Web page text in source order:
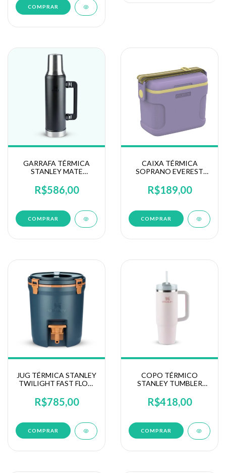
COMPRAR
GARRAFA TÉRMICA
STANLEY MATE
08068-00
R$586,00
CAIXA TÉRMICA
SOPRANO EVEREST
R$189,00
COMPRAR
JUG TÉRMICA STANLEY
TWILIGHT FAST FLOW
R$785,00
COPO TÉRMICO
STANLEY TUMBLER
R$418,00
COMPRAR